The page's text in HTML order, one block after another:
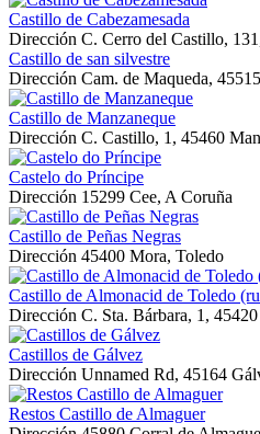
Castillo de Cabezamesada
Dirección C. Cerro del Castillo,
Castillo de san silvestre
Dirección Cam. de Maqueda,
Castillo de Manzaneque
Dirección C. Castillo, 1, 45460
Castelo do Príncipe
Dirección 15299 Cee, A Coruña
Castillo de Peñas Negras
Dirección 45400 Mora, Toledo
Castillo de Almonacid de Toledo
Dirección C. Sta. Bárbara, 1,
Castillos de Gálvez
Dirección Unnamed Rd, 45164
Restos Castillo de Almaguer